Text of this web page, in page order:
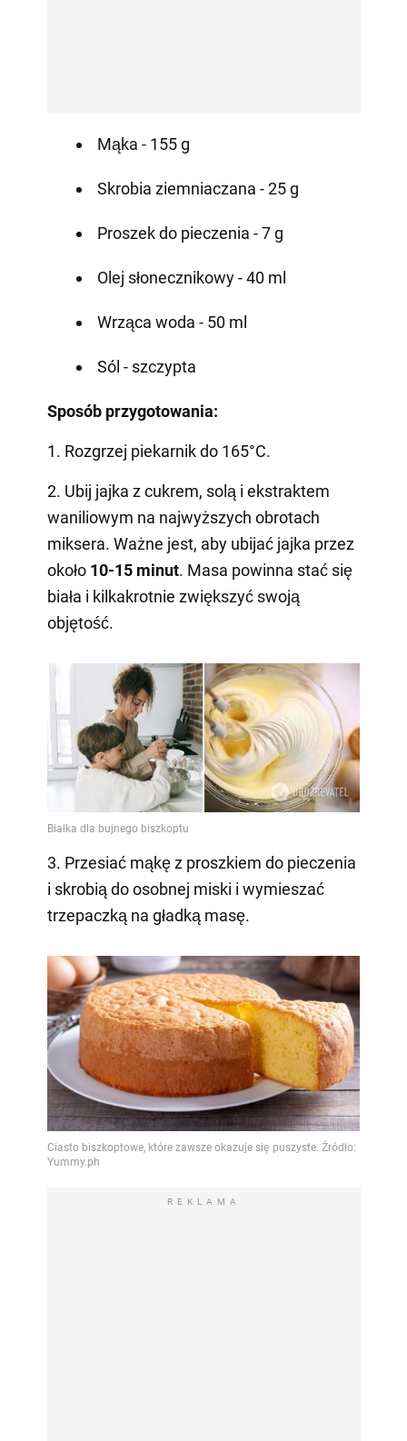
Mąka - 155 g
Skrobia ziemniaczana - 25 g
Proszek do pieczenia - 7 g
Olej słonecznikowy - 40 ml
Wrząca woda - 50 ml
Sól - szczypta
Sposób przygotowania:
1. Rozgrzej piekarnik do 165°C.
2. Ubij jajka z cukrem, solą i ekstraktem
waniliowym na najwyższych obrotach
miksera. Ważne jest, aby ubijać jajka przez
około 10-15 minut. Masa powinna stać się
biała i kilkakrotnie zwiększyć swoją
objętość.
3. Przesiać mąkę z proszkiem do pieczenia
i skrobią do osobnej miski i wymieszać
trzepaczką na gładką masę.
REKLAMA